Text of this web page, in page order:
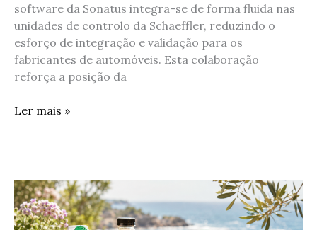
software da Sonatus integra-se de forma fluida nas
unidades de controlo da Schaeffler, reduzindo o
esforço de integração e validação para os
fabricantes de automóveis. Esta colaboração
reforça a posição da
Ler mais »
Frescura
e
sabor